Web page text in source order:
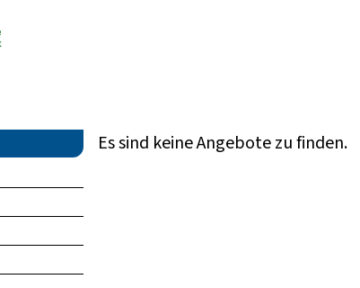
Es sind keine Angebote zu finden.